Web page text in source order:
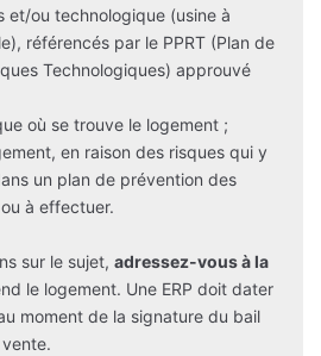
et/ou technologique (usine à
référencés par le PPRT (Plan de
Technologiques) approuvé
où se trouve le logement ;
en raison des risques qui y
un plan de prévention des
à effectuer.
sur le sujet, adressez-vous à la
le logement. Une ERP doit dater
moment de la signature du bail